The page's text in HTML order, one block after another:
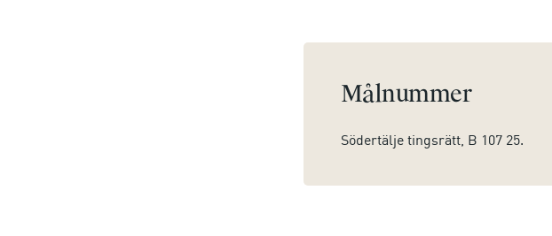
Målnummer
Södertälje tingsrätt, B 107 25.